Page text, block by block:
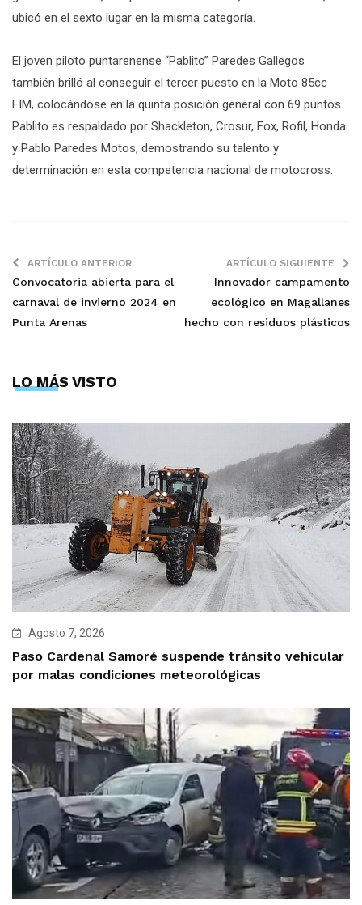
ubicó en el sexto lugar en la misma categoría.
El joven piloto puntarenense “Pablito” Paredes Gallegos
también brilló al conseguir el tercer puesto en la Moto 85cc
FIM, colocándose en la quinta posición general con 69 puntos.
Pablito es respaldado por Shackleton, Crosur, Fox, Rofil, Honda
y Pablo Paredes Motos, demostrando su talento y
determinación en esta competencia nacional de motocross.
ARTÍCULO ANTERIOR
Convocatoria abierta para el
carnaval de invierno 2024 en
Punta Arenas
ARTÍCULO SIGUIENTE
Innovador campamento
ecológico en Magallanes
hecho con residuos plásticos
LO MÁS VISTO
Agosto 7, 2026
Paso Cardenal Samoré suspende tránsito vehicular
por malas condiciones meteorológicas